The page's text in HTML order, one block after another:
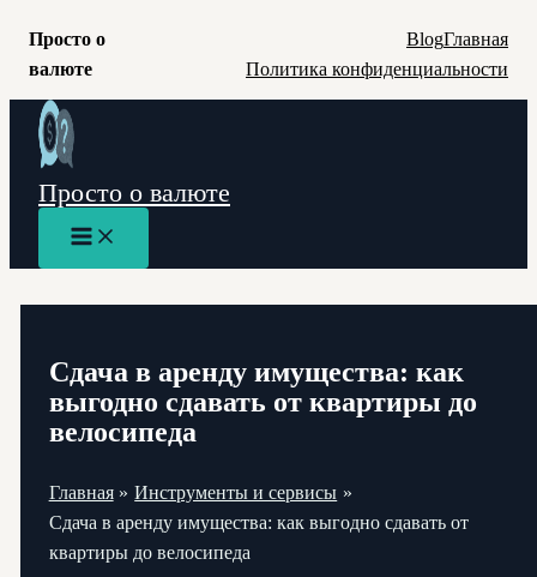
Просто о
валюте
BlogГлавная
Политика конфиденциальности
Перейти
содержимому
Просто о валюте
Main
Menu
Сдача в аренду имущества: как
выгодно сдавать от квартиры до
велосипеда
Главная
Инструменты и сервисы
Сдача в аренду имущества: как выгодно сдавать от
квартиры до велосипеда